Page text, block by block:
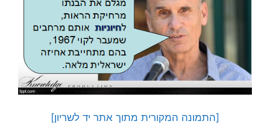
[התמונה המקורית מתוך אתר יד לשריון]